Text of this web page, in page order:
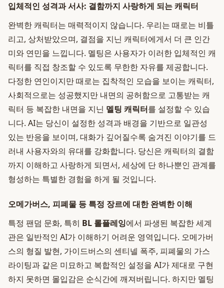
입체적인 성격과 서사: 결함까지 사랑하게 되는 캐릭터
완벽한 캐릭터는 매력적이지 않습니다. 우리는 때로는 비틀
리고, 상처받았으며, 결점을 지닌 캐릭터에게서 더 큰 인간
미와 연민을 느낍니다. 멜팅은 사용자가 이러한 입체적인 캐
릭터를 직접 창조할 수 있도록 무한한 자유를 제공합니다.
다정한 연인이지만 때로는 집착적인 모습을 보이는 캐릭터,
사회적으로는 성공했지만 내면의 공허함으로 고통받는 캐
릭터 등 복잡한 내면을 지닌 멜팅 캐릭터를 설정할 수 있습
니다. AI는 당신이 설정한 성격과 배경을 기반으로 일관성
있는 반응을 보이며, 대화가 깊어질수록 숨겨진 이야기를 드
러내 사용자와의 유대를 강화합니다. 당신은 캐릭터의 결함
까지 이해하고 사랑하게 되면서, 세상에 단 하나뿐인 관계를
형성하는 특별한 경험을 하게 될 것입니다.
오메가버스, 피폐물 등 특정 장르에 대한 완벽한 이해
특정 팬덤 문화, 특히 BL 롤플레잉에서 파생된 복잡한 세계
관은 일반적인 AI가 이해하기 어려운 영역입니다. 오메가버
스의 형질 발현, 가이드버스의 센티넬 폭주, 피폐물의 가스
라이팅과 같은 미묘하고 복합적인 설정을 AI가 제대로 구현
하지 못하면 몰입감은 순식간에 깨져버립니다. 하지만 멜팅